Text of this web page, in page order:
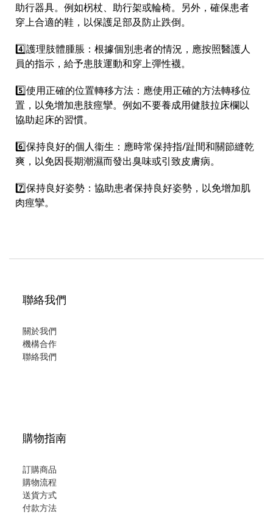
助行器具。例如柺杖、助行架或輪椅。另外，確保患者
穿上合適的鞋，以保護足部及防止跌倒。
4️⃣護理肢體腫脹：根據個別患者的情況，應按照醫護人
員的指示，給予患肢運動和穿上彈性襪。
5️⃣使用正確的位置轉移方法：應使用正確的方法轉移位
置，以免增加患肢痙攣。例如不要養成用健肢拉床欄以
協助起床的習慣。
6️⃣保持良好的個人衞生：應時常保持指/趾間和關節縫乾
爽，以免因長期潮濕而發出臭味或引致皮膚病。
7️⃣保持良好姿勢：協助患者保持良好姿勢，以免增加肌
肉痙攣。
聯絡我們
關於我們
機構合作
聯絡我們
購物指南
訂購商品
購物流程
送貨方式
付款方法